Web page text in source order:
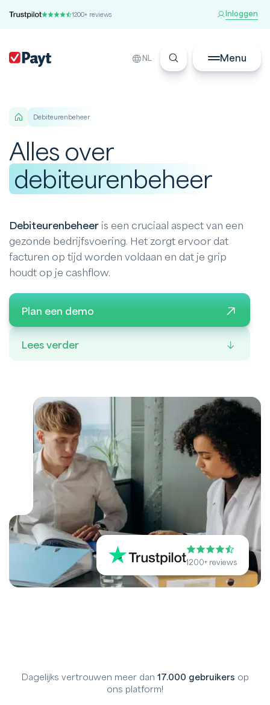
1200+ reviews Inloggen
NL Menu
Debiteurenbeheer
Alles over
debiteurenbeheer
Debiteurenbeheer is een cruciaal aspect van een
gezonde bedrijfsvoering. Het zorgt ervoor dat
facturen op tijd worden voldaan en dat je grip
houdt op je cashflow.
Plan een demo
Lees verder
1200+ reviews
Dagelijks vertrouwen meer dan 17.000 gebruikers op
ons platform!